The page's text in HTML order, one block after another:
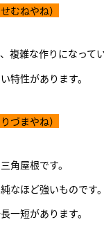
むねやね）
複雑な作りになってい
特性があります。
づまやね）
角屋根です。
なほど強いものです。
一短があります。